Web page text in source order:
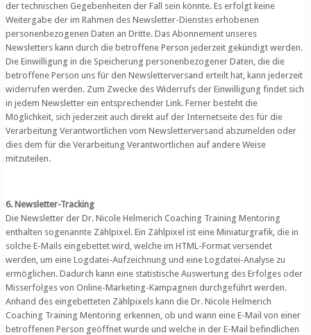
der technischen Gegebenheiten der Fall sein könnte. Es erfolgt keine
Weitergabe der im Rahmen des Newsletter-Dienstes erhobenen
personenbezogenen Daten an Dritte. Das Abonnement unseres
Newsletters kann durch die betroffene Person jederzeit gekündigt werden.
Die Einwilligung in die Speicherung personenbezogener Daten, die die
betroffene Person uns für den Newsletterversand erteilt hat, kann jederzeit
widerrufen werden. Zum Zwecke des Widerrufs der Einwilligung findet sich
in jedem Newsletter ein entsprechender Link. Ferner besteht die
Möglichkeit, sich jederzeit auch direkt auf der Internetseite des für die
Verarbeitung Verantwortlichen vom Newsletterversand abzumelden oder
dies dem für die Verarbeitung Verantwortlichen auf andere Weise
mitzuteilen.
6. Newsletter-Tracking
Die Newsletter der Dr. Nicole Helmerich Coaching Training Mentoring
enthalten sogenannte Zählpixel. Ein Zählpixel ist eine Miniaturgrafik, die in
solche E-Mails eingebettet wird, welche im HTML-Format versendet
werden, um eine Logdatei-Aufzeichnung und eine Logdatei-Analyse zu
ermöglichen. Dadurch kann eine statistische Auswertung des Erfolges oder
Misserfolges von Online-Marketing-Kampagnen durchgeführt werden.
Anhand des eingebetteten Zählpixels kann die Dr. Nicole Helmerich
Coaching Training Mentoring erkennen, ob und wann eine E-Mail von einer
betroffenen Person geöffnet wurde und welche in der E-Mail befindlichen